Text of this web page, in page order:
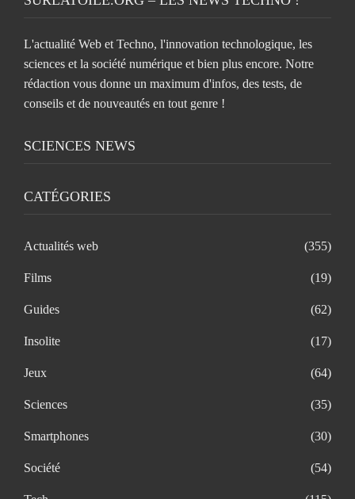
L'actualité Web et Techno, l'innovation technologique, les
sciences et la société numérique et bien plus encore. Notre
rédaction vous donne un maximum d'infos, des tests, de
conseils et de nouveautés en tout genre !
SCIENCES NEWS
CATÉGORIES
Actualités web (355)
Films (19)
Guides (62)
Insolite (17)
Jeux (64)
Sciences (35)
Smartphones (30)
Société (54)